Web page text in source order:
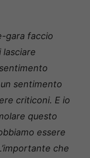
gara faccio
lasciare
un sentimento
criticoni. E io
questo
essere
che